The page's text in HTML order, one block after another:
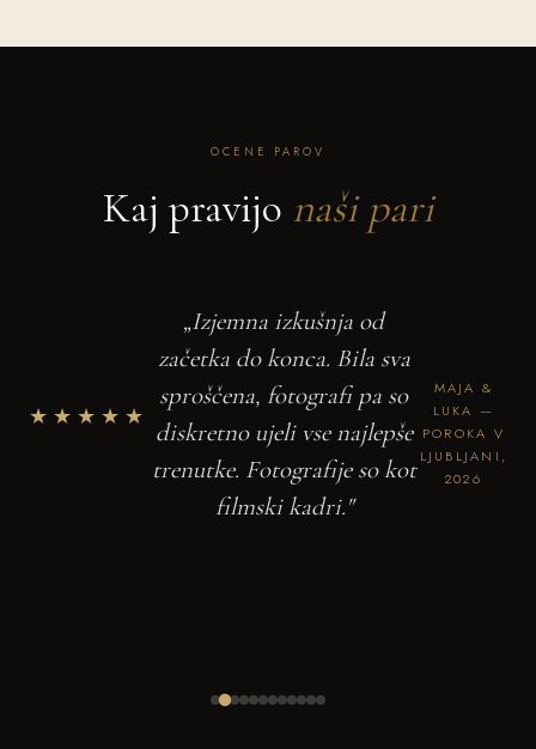
OCENE PAROV
Kaj pravijo naši pari
★★★★★
„Izjemna izkušnja od
začetka do konca. Bila sva
sproščena, fotografi pa so
diskretno ujeli vse najlepše
trenutke. Fotografije so kot
filmski kadri."
MAJA &
LUKA —
POROKA V
LJUBLJANI,
2026